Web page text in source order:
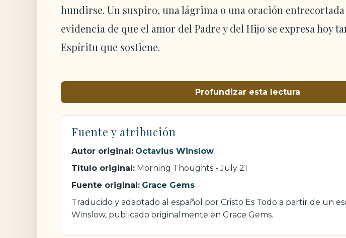
hundirse. Un suspiro, una lágrima o una oración
evidencia de que el amor del Padre y del Hijo se expresa hoy
Espíritu que sostiene.
Profundizar esta lectura
Fuente y atribución
Autor original: Octavius Winslow
Título original: Morning Thoughts - July 21
Fuente original: Grace Gems
Traducido y adaptado al español por Cristo Es Todo a partir de un
Winslow, publicado originalmente en Grace Gems.